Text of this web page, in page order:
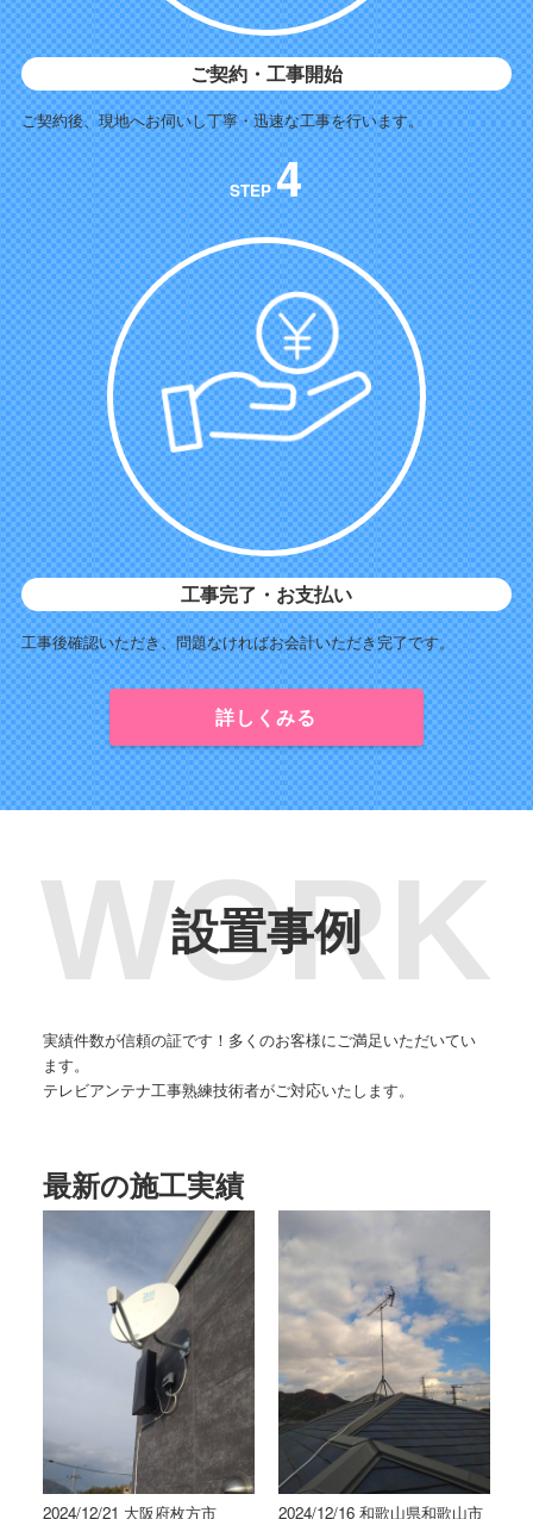
ご契約・工事開始
ご契約後、現地へお伺いし丁寧・迅速な工事を行います。
STEP4
工事完了・お支払い
工事後確認いただき、問題なければお会計いただき完了です。
詳しくみる
設置事例
実績件数が信頼の証です！多くのお客様にご満足いただいてい
ます。
テレビアンテナ工事熟練技術者がご対応いたします。
最新の施工実績
2024/12/21 大阪府枚方市 2024/12/16 和歌山県和歌山市